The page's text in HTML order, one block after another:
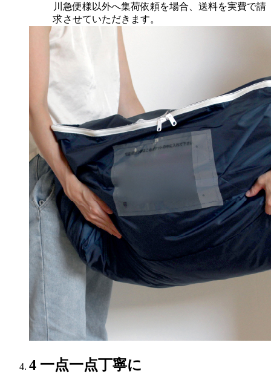
川急便様以外へ集荷依頼を場合、送料を実費で請
求させていただきます。
4 一点一点丁寧に